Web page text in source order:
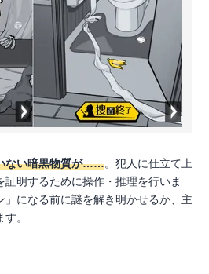
ない暗黒物質が……。犯人に仕立て上
明するために操作・推理を行いま
」になる前に謎を解き明かせるか、主
。